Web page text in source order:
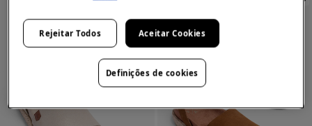
Rejeitar Todos Aceitar Cookies
Definições de cookies